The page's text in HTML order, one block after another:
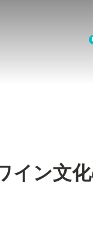
イン文